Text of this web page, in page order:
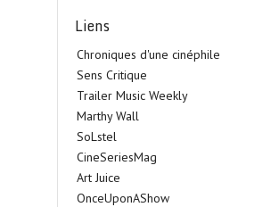
Liens
Chroniques d'une cinéphile
Sens Critique
Trailer Music Weekly
Marthy Wall
SoLstel
CineSeriesMag
Art Juice
OnceUponAShow